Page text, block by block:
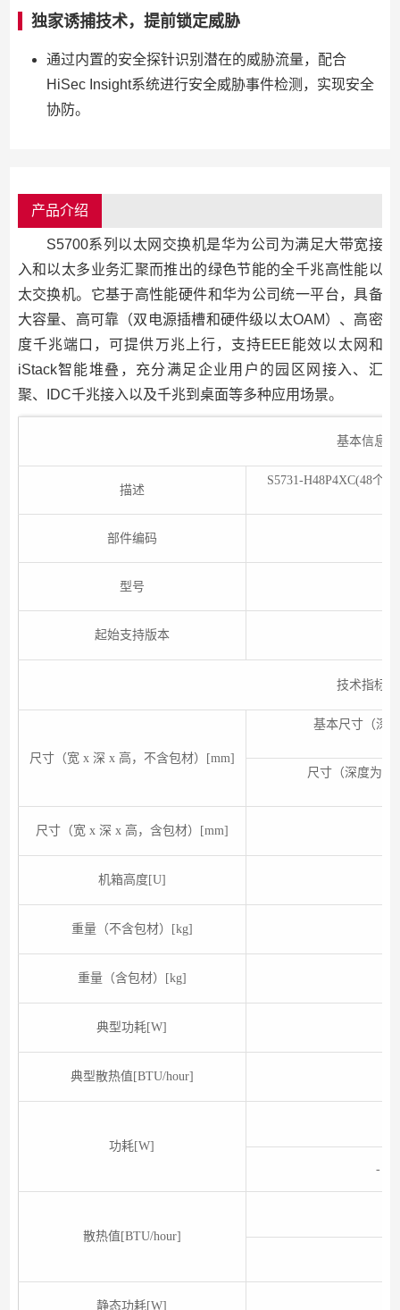
独家诱捕技术，提前锁定威胁
通过内置的安全探针识别潜在的威胁流量，配合
HiSec Insight系统进行安全威胁事件检测，实现安全
协防。
产品介绍
S5700系列以太网交换机是华为公司为满足大带宽接
入和以太多业务汇聚而推出的绿色节能的全千兆高性能以
太交换机。它基于高性能硬件和华为公司统一平台，具备
大容量、高可靠（双电源插槽和硬件级以太OAM）、高密
度千兆端口，可提供万兆上行，支持EEE能效以太网和
iStack智能堆叠，充分满足企业用户的园区网接入、汇
聚、IDC千兆接入以及千兆到桌面等多种应用场景。
基本信息
描述
S5731-H48P4XC(48个
部件编码
型号
起始支持版本
技术指标
尺寸（宽 x 深 x 高，不含包材）[mm]
基本尺寸（深
尺寸（深度为前
尺寸（宽 x 深 x 高，含包材）[mm]
机箱高度[U]
重量（不含包材）[kg]
重量（含包材）[kg]
典型功耗[W]
典型散热值[BTU/hour]
功耗[W]
-
散热值[BTU/hour]
静态功耗[W]